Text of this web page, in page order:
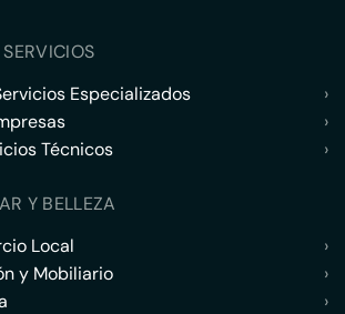
Especializados
›
›
Técnicos
›
Y BELLEZA
Local
›
y Mobiliario
›
›